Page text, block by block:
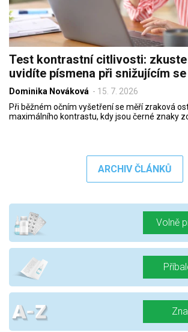
Test kontrastní citlivosti:
uvidíte písmena při snižujícím
Dominika Nováková - 15. 7. 2026
Při běžném očním vyšetření se měří zraková
maximálního kontrastu, kdy jsou černé znaky
ARCHIV ČLÁNKŮ
Volně